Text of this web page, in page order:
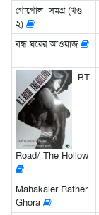
গোগোল- সমগ্র (খণ্ড
২)
বন্ধ ঘরের আওয়াজ
BT
Road/ The Hollow
Mahakaler Rather
Ghora